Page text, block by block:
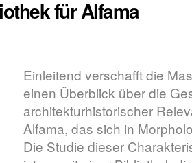
für Alfama
Einleitend verschafft die
einen Überblick über die
architekturhistorischer
Alfama, das sich in
Die Studie dieser